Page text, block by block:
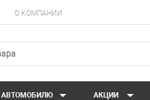
О КОМПАНИИ
АВТОМОБИЛЮ АКЦИИ